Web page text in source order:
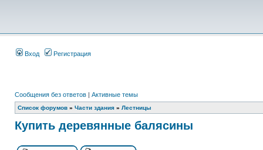
Вход Регистрация
Сообщения без ответов | Активные темы
Список форумов » Части здания » Лестницы
Купить деревянные балясины